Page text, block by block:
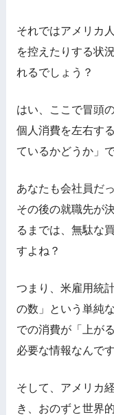
それではアメリカ
を控えたりする状
れるでしょう？
はい、ここで冒頭
個人消費を左右す
ているかどうか」で
あなたも会社員だ
その後の就職先が
るまでは、無駄な
すよね？
つまり、米雇用統
の数」という単純
での消費が「上が
必要な情報なんです
そして、アメリカ
き、おのずと世界